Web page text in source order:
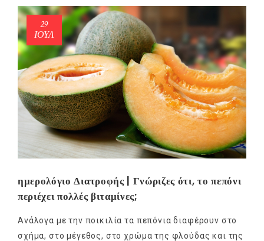
29
ΙΟΎΛ
ημερολόγιο Διατροφής | Γνώριζες ότι, το πεπόνι
περιέχει πολλές βιταμίνες;
Ανάλογα με την ποικιλία τα πεπόνια διαφέρουν στο
σχήμα, στο μέγεθος, στο χρώμα της φλούδας και της